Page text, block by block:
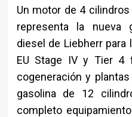
Un motor de 4
representa la nueva
diesel de Liebherr
EU Stage IV y Tier 4
cogeneración y
gasolina de 12
completo